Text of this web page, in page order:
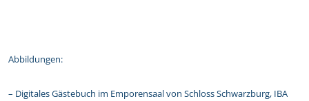
Abbildungen:
– Digitales Gästebuch im Emporensaal von Schloss Schwarzburg, IBA